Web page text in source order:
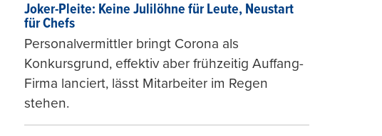
Joker-Pleite: Keine Julilöhne für Leute, Neustart
für Chefs
Personalvermittler bringt Corona als
Konkursgrund, effektiv aber frühzeitig Auffang-
Firma lanciert, lässt Mitarbeiter im Regen
stehen.